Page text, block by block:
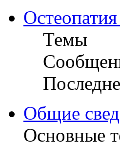
Темы
Общие
Основные